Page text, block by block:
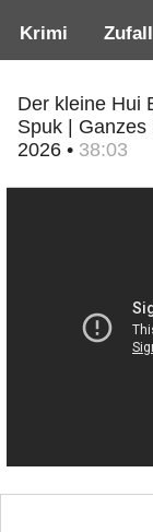
Krimi Zufall
Der kleine Hui
Spuk | Ganzes
2026 • 38:03